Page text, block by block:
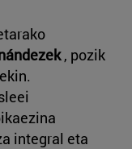
, pozik
integral eta